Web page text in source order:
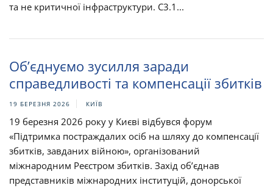
та не критичної інфраструктури. C3.1...
Об’єднуємо зусилля заради
справедливості та компенсації збитків
19 БЕРЕЗНЯ 2026 КИЇВ
19 березня 2026 року у Києві відбувся форум
«Підтримка постраждалих осіб на шляху до компенсації
збитків, завданих війною», організований
міжнародним Реєстром збитків. Захід об’єднав
представників міжнародних інституцій, донорської